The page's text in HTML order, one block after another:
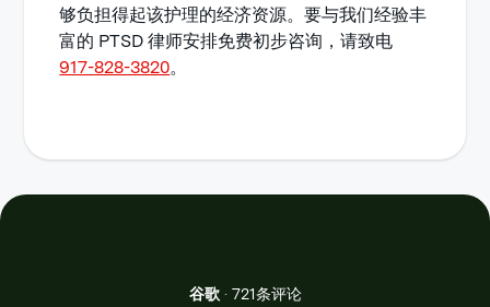
够负担得起该护理的经济资源。要与我们经验丰
富的 PTSD 律师安排免费初步咨询，请致电
917-828-3820。
谷歌 ·721条评论